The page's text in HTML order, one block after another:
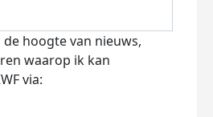
hoogte van nieuws,
waarop ik kan
via: